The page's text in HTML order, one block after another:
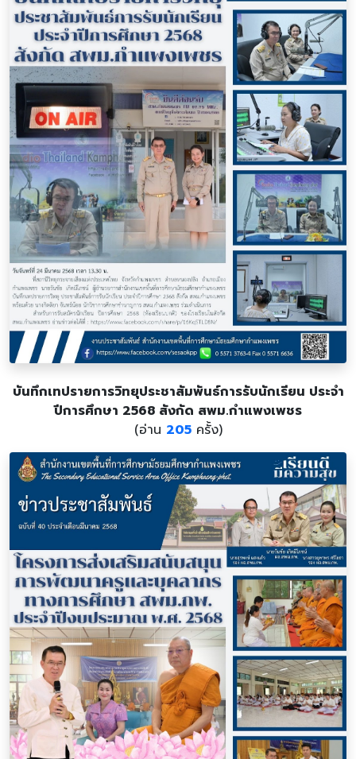
บันทึกเทปรายการวิทยุประชาสัมพันธ์การรับนักเรียน ประจำ
ปีการศึกษา 2568 สังกัด สพม.กำแพงเพชร
(อ่าน 205ครั้ง)